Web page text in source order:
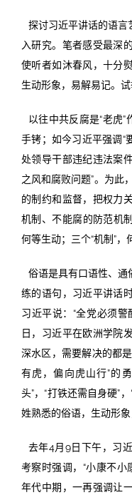
探讨习近平讲话的语言
入研究。笔者感受最深
使听者如沐春风，十分
生动形象，易解易记。试
以往中共反腐是“老虎”
手铐；如今习近平强调“
处领导干部违纪违法案
之风和腐败问题”。为此
的制约和监督，把权力
机制、不能腐的防范机
何等生动；三个“机制”，
俗语是具有口语性、通
练的语句，习近平讲话
习近平说：“全党必须
日，习近平在欧洲学院
深水区，需要解决的都
有虎，偏向虎山行”的
头”，“打铁还需自身硬”
姓熟悉的俗语，生动形象
去年4月9日下午，习
考察时强调，“小康不
年代中期，一再强调让